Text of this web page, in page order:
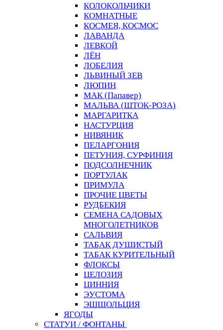
КОЛОКОЛЬЧИКИ
КОМНАТНЫЕ
КОСМЕЯ, КОСМОС
ЛАВАНДА
ЛЕВКОЙ
ЛЁН
ЛОБЕЛИЯ
ЛЬВИНЫЙ ЗЕВ
ЛЮПИН
МАК (Папавер)
МАЛЬВА (ШТОК-РОЗА)
МАРГАРИТКА
НАСТУРЦИЯ
НИВЯНИК
ПЕЛАРГОНИЯ
ПЕТУНИЯ, СУРФИНИЯ
ПОДСОЛНЕЧНИК
ПОРТУЛАК
ПРИМУЛА
ПРОЧИЕ ЦВЕТЫ
РУДБЕКИЯ
СЕМЕНА САДОВЫХ
МНОГОЛЕТНИКОВ
САЛЬВИЯ
ТАБАК ДУШИСТЫЙ
ТАБАК КУРИТЕЛЬНЫЙ
ФЛОКСЫ
ЦЕЛОЗИЯ
ЦИННИЯ
ЭУСТОМА
ЭШШОЛЬЦИЯ
ЯГОДЫ
СТАТУИ / ФОНТАНЫ